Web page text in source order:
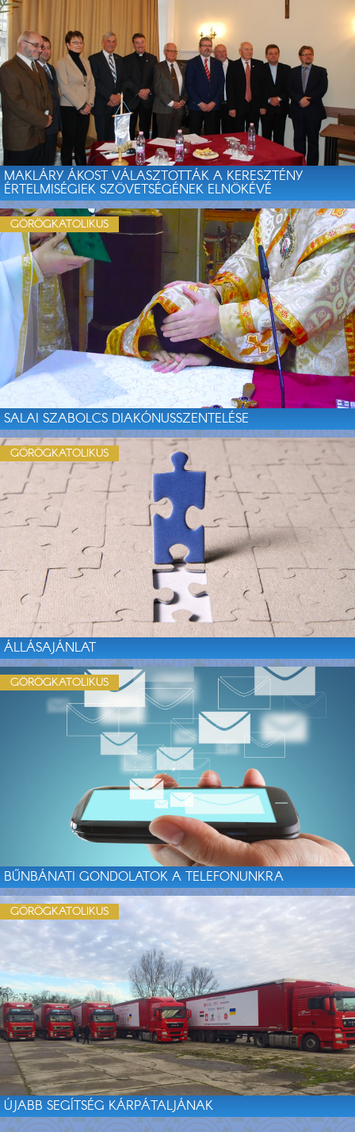
MAKLÁRY ÁKOST VÁLASZTOTTÁK A KERESZTÉNY
ÉRTELMISÉGIEK SZÖVETSÉGÉNEK ELNÖKÉVÉ
SALAI SZABOLCS DIAKÓNUSSZENTELÉSE
GÖRÖGKATOLIKUS
ÁLLÁSAJÁNLAT
GÖRÖGKATOLIKUS
BŰNBÁNATI GONDOLATOK A TELEFONUNKRA
GÖRÖGKATOLIKUS
ÚJABB SEGÍTSÉG KÁRPÁTALJÁNAK
GÖRÖGKATOLIKUS